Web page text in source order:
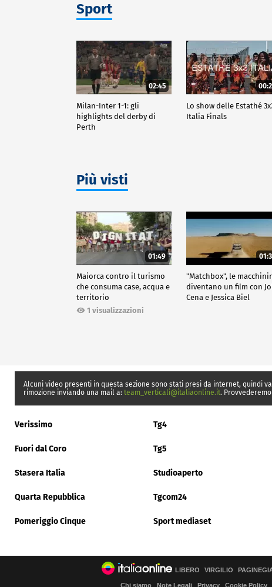
Sport
02:45
Milan-Inter 1-1: gli
highlights del derby di
Perth
Lo show delle Estathé
Italia Finals
Più visti
01:49
Maiorca contro il turismo
che consuma case, acqua e
territorio
1 visualizzazioni
"Matchbox", le
diventano un film con
Cena e Jessica Biel
Alcuni video presenti in questa sezione sono stati presi da internet, quindi
rimozione inviando una mail a: team_verticali@italiaonline.it.
Verissimo Tg4
Fuori dal Coro Tg5
Stasera Italia Studioaperto
Quarta Repubblica Tgcom24
Pomeriggio Cinque Sport mediaset
LIBERO VIRGILIO
Chi siamo Note Legali Privacy Cookie Policy